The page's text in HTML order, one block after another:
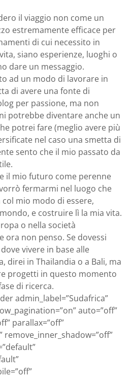
il viaggio non come un
estremamente efficace per
di cui necessito in
siano esperienze, luoghi o
dare un messaggio.
ad un modo di lavorare in
di avere una fonte di
per passione, ma non
potrebbe diventare anche un
potrei fare (meglio avere più
nel caso una smetta di
sento che il mio passato da
il mio futuro come perenne
fermarmi nel luogo che
mio modo di essere,
e costruire lì la mia vita.
o nella società
ora non penso. Se dovessi
vivere in base alle
direi in Thailandia o a Bali, ma
progetti in questo momento
di ricerca.
admin_label=”Sudafrica”
auto=”off”
parallax=”off”
remove_inner_shadow=”off”